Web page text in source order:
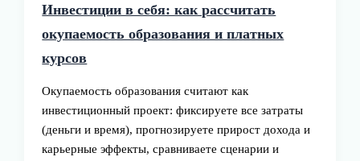
Инвестиции в себя: как рассчитать
окупаемость образования и платных
курсов
Окупаемость образования считают как
инвестиционный проект: фиксируете все затраты
(деньги и время), прогнозируете прирост дохода и
карьерные эффекты, сравниваете сценарии и